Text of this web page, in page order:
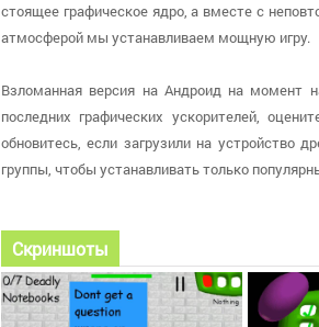
стоящее графическое ядро, а вместе с
атмосферой мы устанавливаем мощную игру.
Взломанная версия на Андроид на момент
последних графических ускорителей,
обновитесь, если загрузили на устройство
группы, чтобы устанавливать только
Скриншоты